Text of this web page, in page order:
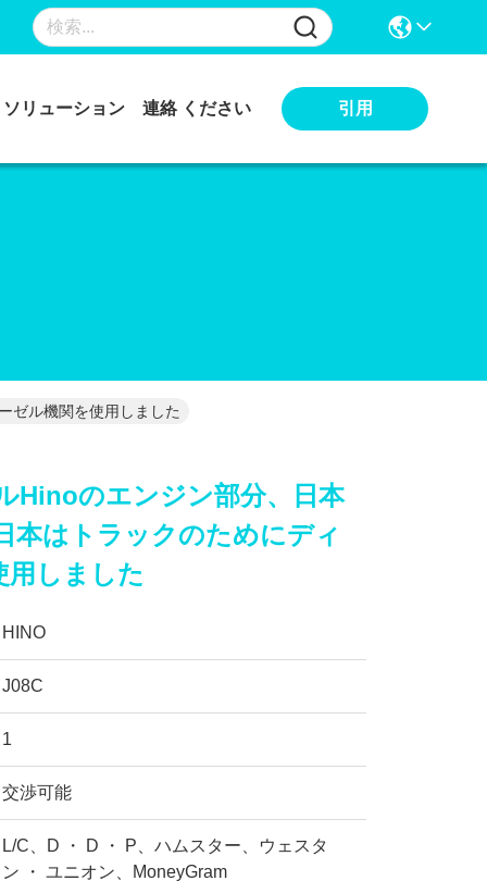
ソリューション 連絡 ください 引用
ゼル機関を使用しました
Hinoのエンジン部分、日本
本はトラックのためにディ
用しました
HINO
J08C
1
交渉可能
L/C、D ・ D ・ P、ハムスター、ウェスタ
ン ・ ユニオン、MoneyGram